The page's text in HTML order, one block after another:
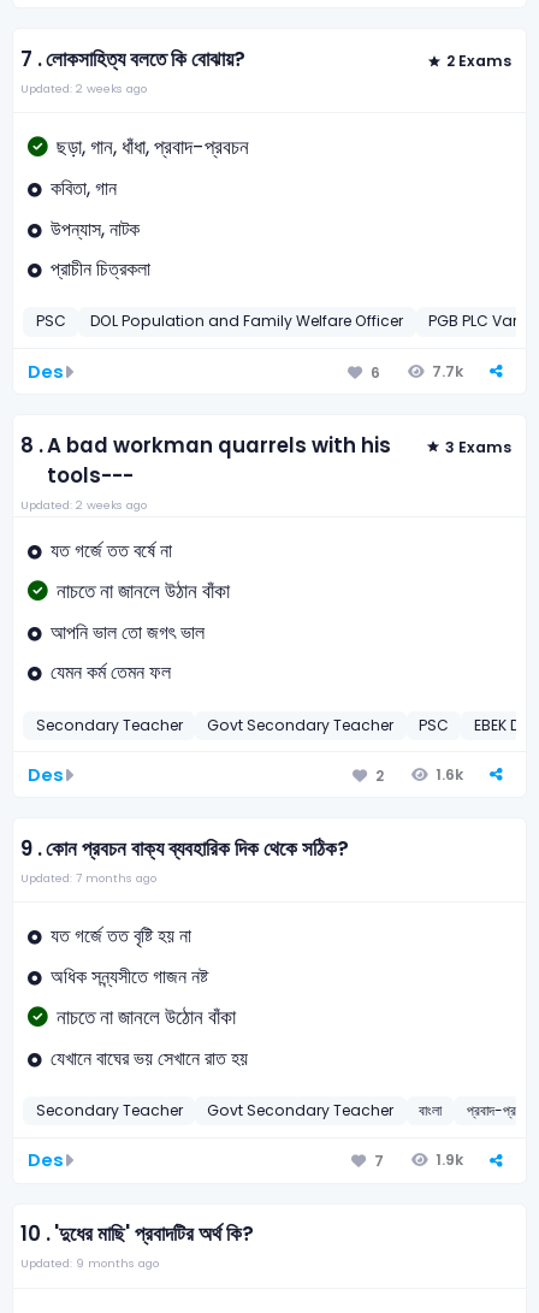
7 .লোকসাহিত্য বলতে কি বোঝায়? 2 Exams
Updated: 2 weeks ago
ছড়া, গান, ধাঁধা, প্রবাদ-প্রবচন
কবিতা, গান
উপন্যাস, নাটক
প্রাচীন চিত্রকলা
PSC DOL Population and Family Welfare Officer PGB PLC
Des 6 7.7k
8 .A bad workman quarrels with his
tools---
3 Exams
Updated: 2 weeks ago
যত গর্জে তত বর্ষে না
নাচতে না জানলে উঠান বাঁকা
আপনি ভাল তো জগৎ ভাল
যেমন কর্ম তেমন ফল
Secondary Teacher Govt Secondary Teacher PSC EBEK
Des 2 1.6k
9 .কোন প্রবচন বাক্য ব্যবহারিক দিক থেকে সঠিক?
Updated: 7 months ago
যত গর্জে তত বৃষ্টি হয় না
অধিক সন্ন্যসীতে গাজন নষ্ট
নাচতে না জানলে উঠোন বাঁকা
যেখানে বাঘের ভয় সেখানে রাত হয়
Secondary Teacher Govt Secondary Teacher বাংলা প্রবাদ-প্রবচন
Des 7 1.9k
10 .'দুধের মাছি' প্রবাদটির অর্থ কি?
Updated: 9 months ago